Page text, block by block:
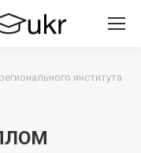
института